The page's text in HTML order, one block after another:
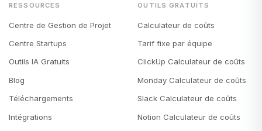
RESSOURCES
Centre de Gestion de Projet
Centre Startups
Outils IA Gratuits
Blog
Téléchargements
Intégrations
OUTILS GRATUITS
Calculateur de coûts
Tarif fixe par équipe
ClickUp Calculateur de coûts
Monday Calculateur de coûts
Slack Calculateur de coûts
Notion Calculateur de coûts